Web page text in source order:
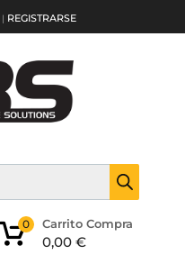
| REGISTRARSE
Carrito Compra
0,00 €
0